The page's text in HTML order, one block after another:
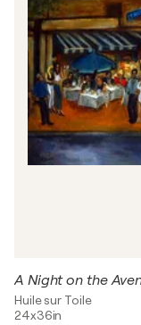
A Night on the
Huile sur Toile
24x36in